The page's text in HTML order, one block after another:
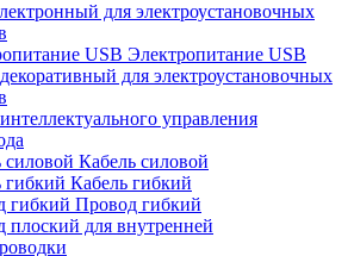
для электроустановочных
Электропитание USB
для электроустановочных
управления
Кабель силовой
Кабель гибкий
Провод гибкий